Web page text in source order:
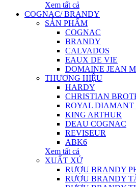
Xem tất cả
COGNAC/ BRANDY
SẢN PHẨM
COGNAC
BRANDY
CALVADOS
EAUX DE VIE
DOMAINE JEAN
THƯƠNG HIỆU
HARDY
CHRISTIAN
ROYAL DIAMANT
KING ARTHUR
DEAU COGNAC
REVISEUR
ABK6
Xem tất cả
XUẤT XỨ
RƯỢU BRANDY
RƯỢU BRANDY